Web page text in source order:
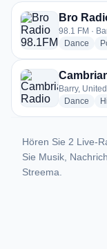
2 Radiosender aus
Bro
98.1 FM ·
Dance
Barry,
Dance
Hören Sie 2 Live-
Sie Musik,
Streema.